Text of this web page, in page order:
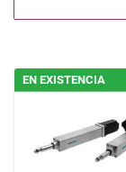
EN EXISTENCIA